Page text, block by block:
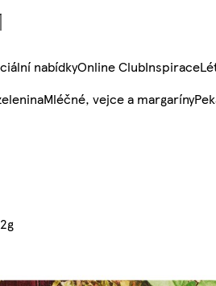
nabídkyOnline ClubInspirace
Mléčné, vejce a margaríny